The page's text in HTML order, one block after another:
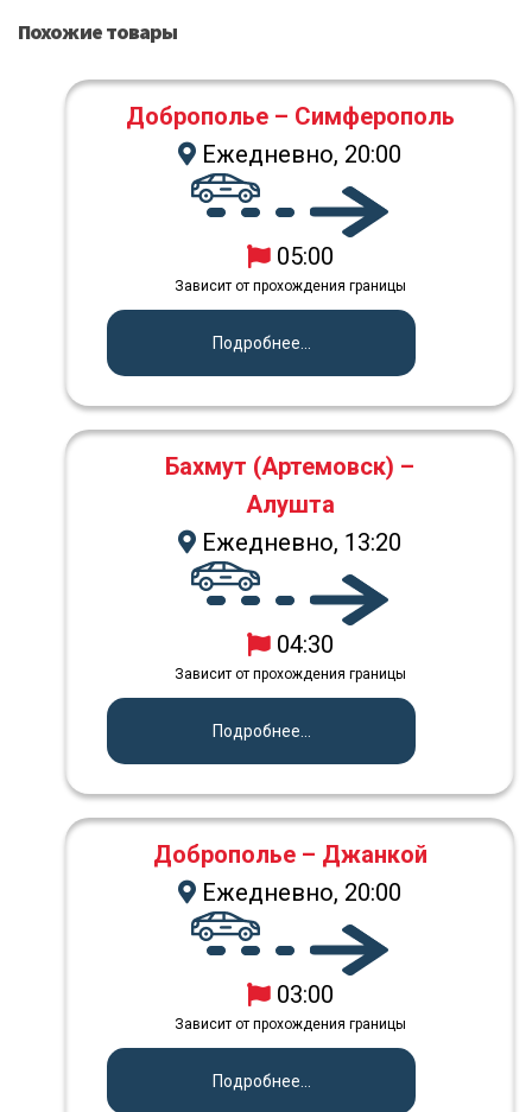
Похожие товары
Доброполье – Симферополь
Ежедневно, 20:00
05:00
Зависит от прохождения границы
Подробнее...
Бахмут (Артемовск) –
Алушта
Ежедневно, 13:20
04:30
Зависит от прохождения границы
Подробнее...
Доброполье – Джанкой
Ежедневно, 20:00
03:00
Зависит от прохождения границы
Подробнее...